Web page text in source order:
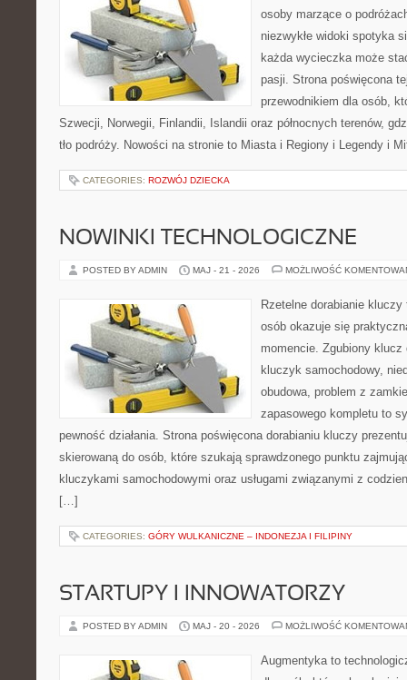
osoby marzące o
niezwykłe widoki spotyka
każda wycieczka może
pasji. Strona poświęcona
przewodnikiem dla osób,
Szwecji, Norwegii, Finlandii, Islandii oraz północnych terenów,
tło podróży. Nowości na stronie to Miasta i Regiony i Legendy i
CATEGORIES: ROZWÓJ DZIECKA
NOWINKI TECHNOLOGICZNE
POSTED BY ADMIN MAJ - 21 - 2026 MOŻLIWOŚĆ
Rzetelne dorabianie
osób okazuje się
momencie. Zgubiony
kluczyk samochodowy,
obudowa, problem z
zapasowego kompletu to
pewność działania. Strona poświęcona dorabianiu kluczy
skierowaną do osób, które szukają sprawdzonego punktu
kluczykami samochodowymi oraz usługami związanymi z
[…]
CATEGORIES: GÓRY WULKANICZNE – INDONEZJA I FILIPINY
STARTUPY I INNOWATORZY
POSTED BY ADMIN MAJ - 20 - 2026 MOŻLIWOŚĆ
Augmentyka to